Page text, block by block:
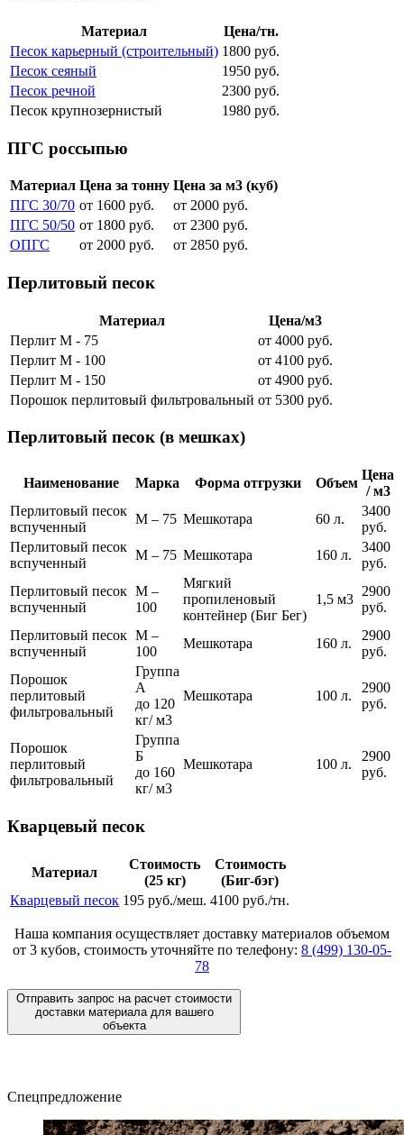
Материал
Цена/тн.
Песок карьерный (строительный) 1800 руб.
Песок сеяный
1950 руб.
Песок речной
2300 руб.
Песок крупнозернистый
1980 руб.
ПГС россыпью
Материал Цена за тонну Цена за м3 (куб)
ПГС 30/70 от 1600 руб.
от 2000 руб.
ПГС 50/50 от 1800 руб.
от 2300 руб.
ОПГС
от 2000 руб. от 2850 руб.
Перлитовый песок
Материал
Цена/м3
Перлит М - 75
от 4000 руб.
Перлит М - 100
от 4100 руб.
Перлит М - 150
от 4900 руб.
Порошок перлитовый фильтровальный от 5300 руб.
Перлитовый песок (в мешках)
Наименование Марка Форма отгрузки Объем
Цена
/ м3
Перлитовый песок
вспученный
М – 75 Мешкотара 60 л.
3400
руб.
Перлитовый песок
вспученный
М – 75 Мешкотара 160 л.
3400
руб.
Перлитовый песок
вспученный
М –
100
Мягкий
пропиленовый
контейнер (Биг Бег)
1,5 м3
2900
руб.
Перлитовый песок
вспученный
М –
100
Мешкотара 160 л.
2900
руб.
Порошок
перлитовый
фильтровальный
Группа
А
до 120
кг/ м3
Мешкотара 100 л.
2900
руб.
Порошок
перлитовый
фильтровальный
Группа
Б
до 160
кг/ м3
Мешкотара 100 л.
2900
руб.
Кварцевый песок
Материал
Стоимость
(25 кг)
Стоимость
(Биг-бэг)
Кварцевый песок 195 руб./меш. 4100 руб./тн.
Наша компания осуществляет доставку материалов объемом
от 3 кубов, стоимость уточняйте по телефону: 8 (499) 130-05-
78
Отправить запрос на расчет стоимости
доставки материала для вашего
объекта
Спецпредложение